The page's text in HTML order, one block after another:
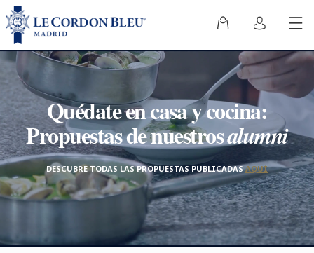
Quédate en casa y cocina:
Propuestas de nuestrosalumni
DESCUBRE TODAS LAS PROPUESTAS PUBLICADASAQUÍ